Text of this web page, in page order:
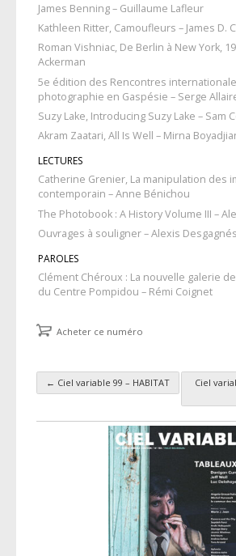
James Benning – Guillaume Lafleur
Kathleen Ritter, Camoufleurs – James D.
Roman Vishniac, De Berlin à New York,
Ackerman
5e édition des Rencontres
photographie en Gaspésie – Serge
Suzy Lake, Introducing Suzy Lake – Sam
Akram Zaatari, All Is Well – Mirna
LECTURES
Catherine Grenier, La manipulation des
contemporain – Anne Bénichou
The Photobook : A History Volume III –
Ouvrages à souligner – Alexis Desgagnés
PAROLES
Clément Chéroux : La nouvelle galerie
du Centre Pompidou – Rémi Coignet
Acheter ce numéro
Navigation des
← Ciel variable 99 – HABITAT
Ciel